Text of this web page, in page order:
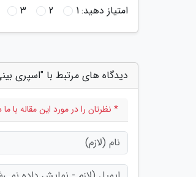
امتیاز دهید:1
2
3
دیدگاه های مرتبط با "اسپری
* نظرتان را در مورد این مقاله با ما